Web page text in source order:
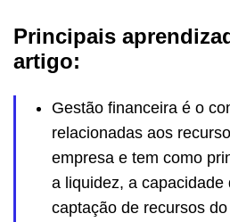
Principais
artigo:
Gestão financeira é o
relacionadas aos
empresa e tem como
a liquidez, a
captação de recursos